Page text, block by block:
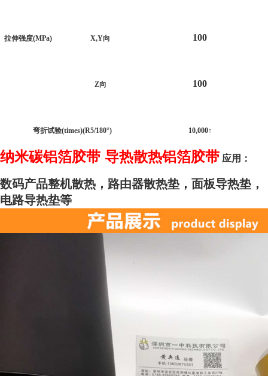
拉伸强度(MPa) X,Y向 100
Z向 100
弯折试验(times)(R5/180°) 10,000↑
纳米碳铝箔胶带 导热散热铝箔胶带 应用：
数码产品整机散热，路由器散热垫，面板导热垫，
电路导热垫等